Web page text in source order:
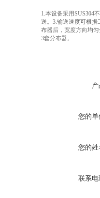
1.本设备采用SUS304
送。3.输送速度可根
布器后，宽度方向均
3套分布器。
您的单
您的姓
联系电